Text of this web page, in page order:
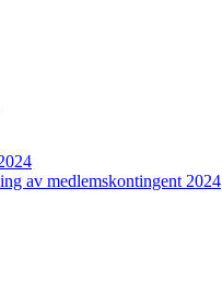
av medlemskontingent 2024